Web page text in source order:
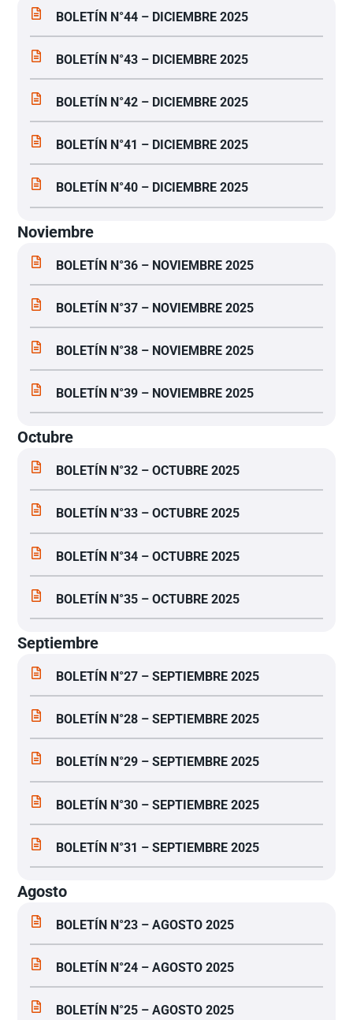
BOLETÍN N°44 – DICIEMBRE 2025
BOLETÍN N°43 – DICIEMBRE 2025
BOLETÍN N°42 – DICIEMBRE 2025
BOLETÍN N°41 – DICIEMBRE 2025
BOLETÍN N°40 – DICIEMBRE 2025
Noviembre
BOLETÍN N°36 – NOVIEMBRE 2025
BOLETÍN N°37 – NOVIEMBRE 2025
BOLETÍN N°38 – NOVIEMBRE 2025
BOLETÍN N°39 – NOVIEMBRE 2025
Octubre
BOLETÍN N°32 – OCTUBRE 2025
BOLETÍN N°33 – OCTUBRE 2025
BOLETÍN N°34 – OCTUBRE 2025
BOLETÍN N°35 – OCTUBRE 2025
Septiembre
BOLETÍN N°27 – SEPTIEMBRE 2025
BOLETÍN N°28 – SEPTIEMBRE 2025
BOLETÍN N°29 – SEPTIEMBRE 2025
BOLETÍN N°30 – SEPTIEMBRE 2025
BOLETÍN N°31 – SEPTIEMBRE 2025
Agosto
BOLETÍN N°23 – AGOSTO 2025
BOLETÍN N°24 – AGOSTO 2025
BOLETÍN N°25 – AGOSTO 2025